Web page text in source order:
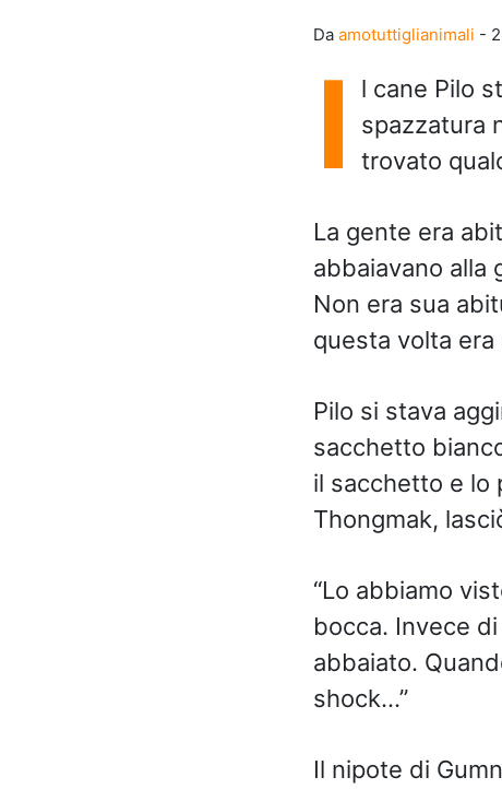
Da amotuttiglianimali -
I
l cane Pilo
spazzatura
trovato
La gente era
abbaiavano alla
Non era sua
questa volta era
Pilo si stava
sacchetto
il sacchetto e lo
Thongmak,
“Lo abbiamo
bocca. Invece
abbaiato.
shock…”
Il nipote di